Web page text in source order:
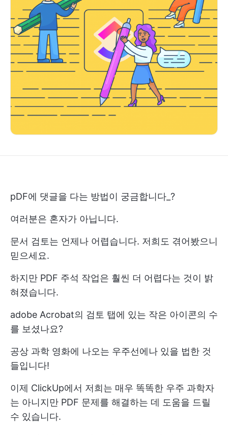
pDF에 댓글을 다는 방법이 궁금합니다_?
여러분은 혼자가 아닙니다.
문서 검토는 언제나 어렵습니다. 저희도 겪어봤으니
믿으세요.
하지만 PDF 주석 작업은 훨씬 더 어렵다는 것이 밝
혀졌습니다.
adobe Acrobat의 검토 탭에 있는 작은 아이콘의 수
를 보셨나요?
공상 과학 영화에 나오는 우주선에나 있을 법한 것
들입니다!
이제 ClickUp에서 저희는 매우 똑똑한 우주 과학자
는 아니지만 PDF 문제를 해결하는 데 도움을 드릴
수 있습니다.